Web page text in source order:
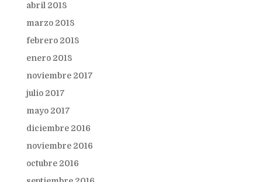
abril 2018
marzo 2018
febrero 2018
enero 2018
noviembre 2017
julio 2017
mayo 2017
diciembre 2016
noviembre 2016
octubre 2016